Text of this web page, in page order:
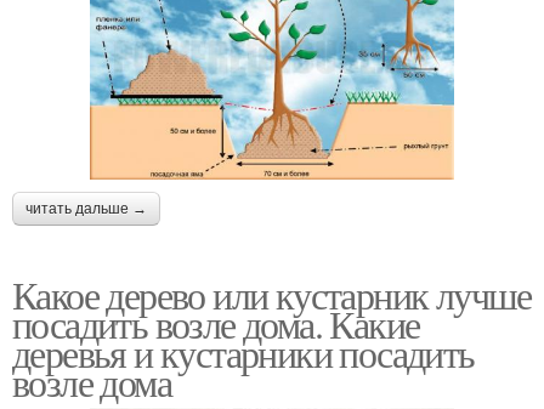
читать дальше →
Какое дерево или кустарник лучше
посадить возле дома. Какие
деревья и кустарники посадить
возле дома